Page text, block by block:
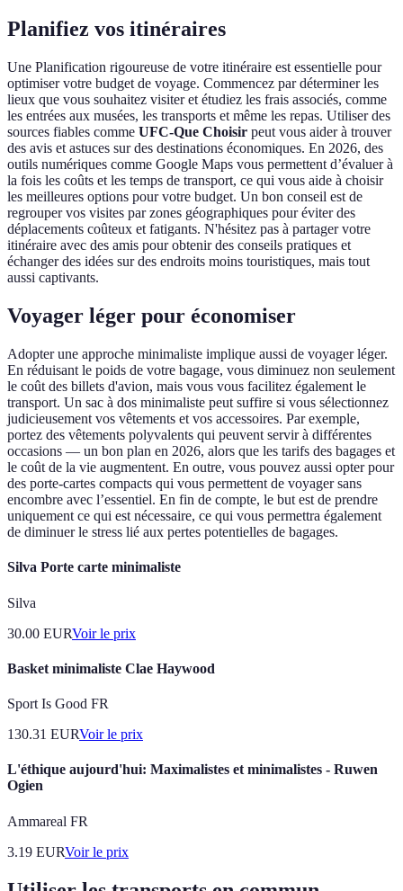
Planifiez vos itinéraires
Une Planification rigoureuse de votre itinéraire est essentielle pour
optimiser votre budget de voyage. Commencez par déterminer les
lieux que vous souhaitez visiter et étudiez les frais associés, comme
les entrées aux musées, les transports et même les repas. Utiliser des
sources fiables comme UFC-Que Choisir peut vous aider à trouver
des avis et astuces sur des destinations économiques. En 2026, des
outils numériques comme Google Maps vous permettent d’évaluer à
la fois les coûts et les temps de transport, ce qui vous aide à choisir
les meilleures options pour votre budget. Un bon conseil est de
regrouper vos visites par zones géographiques pour éviter des
déplacements coûteux et fatigants. N'hésitez pas à partager votre
itinéraire avec des amis pour obtenir des conseils pratiques et
échanger des idées sur des endroits moins touristiques, mais tout
aussi captivants.
Voyager léger pour économiser
Adopter une approche minimaliste implique aussi de voyager léger.
En réduisant le poids de votre bagage, vous diminuez non seulement
le coût des billets d'avion, mais vous vous facilitez également le
transport. Un sac à dos minimaliste peut suffire si vous sélectionnez
judicieusement vos vêtements et vos accessoires. Par exemple,
portez des vêtements polyvalents qui peuvent servir à différentes
occasions — un bon plan en 2026, alors que les tarifs des bagages et
le coût de la vie augmentent. En outre, vous pouvez aussi opter pour
des porte-cartes compacts qui vous permettent de voyager sans
encombre avec l’essentiel. En fin de compte, le but est de prendre
uniquement ce qui est nécessaire, ce qui vous permettra également
de diminuer le stress lié aux pertes potentielles de bagages.
Silva Porte carte minimaliste
Silva
30.00 EURVoir le prix
Basket minimaliste Clae Haywood
Sport Is Good FR
130.31 EURVoir le prix
L'éthique aujourd'hui: Maximalistes et minimalistes - Ruwen
Ogien
Ammareal FR
3.19 EURVoir le prix